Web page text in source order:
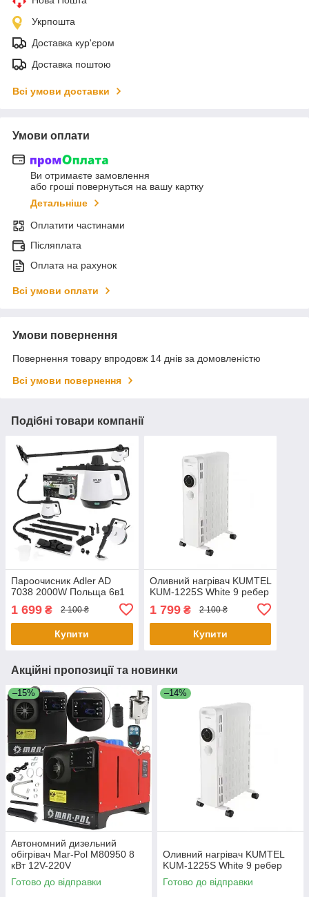
Укрпошта
Доставка кур'єром
Доставка поштою
Всі умови доставки
Умови оплати
Ви отримаєте замовлення
або гроші повернуться на вашу картку
Детальніше
Оплатити частинами
Післяплата
Оплата на рахунок
Всі умови оплати
Умови повернення
Повернення товару впродовж 14 днів за домовленістю
Всі умови повернення
Подібні товари компанії
Пароочисник Adler AD
7038 2000W Польща 6в1
1 699 ₴ 2 100 ₴
Купити
Оливний нагрівач KUMTEL
KUM-1225S White 9 ребер
1 799₴ 2 100 ₴
Купити
Акційні пропозиції та новинки
–15%
Автономний дизельний
обігрівач Mar-Pol M80950 8
кВт 12V-220V
Готово до відправки
–14%
Оливний нагрівач KUMTEL
KUM-1225S White 9 ребер
Готово до відправки